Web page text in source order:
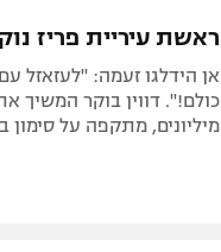
ראשת עיריית פריז
אן הידלגו זעמה: "לעזאזל
כולם!". דווין בוקר המשיך
מיליונים, מתקפה על סימון